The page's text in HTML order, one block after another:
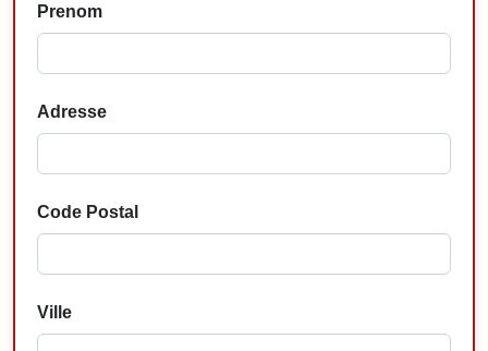
Prenom
Adresse
Code Postal
Ville